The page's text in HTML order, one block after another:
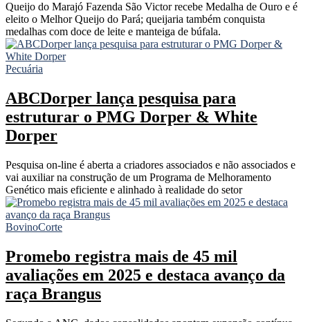
Queijo do Marajó Fazenda São Victor recebe Medalha de Ouro e é
eleito o Melhor Queijo do Pará; queijaria também conquista
medalhas com doce de leite e manteiga de búfala.
Pecuária
ABCDorper lança pesquisa para
estruturar o PMG Dorper & White
Dorper
Pesquisa on-line é aberta a criadores associados e não associados e
vai auxiliar na construção de um Programa de Melhoramento
Genético mais eficiente e alinhado à realidade do setor
BovinoCorte
Promebo registra mais de 45 mil
avaliações em 2025 e destaca avanço da
raça Brangus